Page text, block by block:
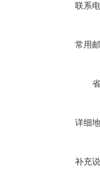
联系
常用
详细
补充